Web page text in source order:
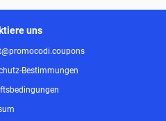
uns
Bestimmungen